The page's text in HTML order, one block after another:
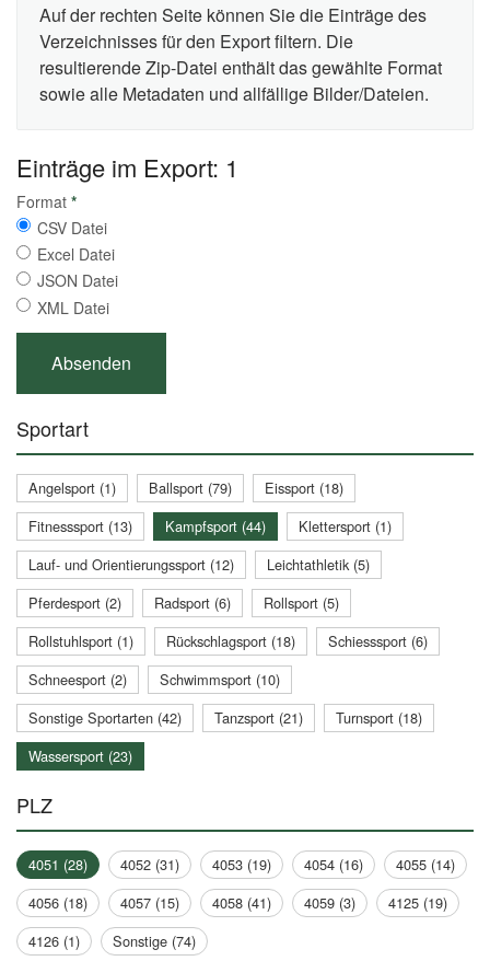
Auf der rechten Seite können Sie die Einträge des
Verzeichnisses für den Export filtern. Die
resultierende Zip-Datei enthält das gewählte Format
sowie alle Metadaten und allfällige Bilder/Dateien.
Einträge im Export: 1
Format *
CSV Datei
Excel Datei
JSON Datei
XML Datei
Sportart
Angelsport (1) Ballsport (79)
Eissport (18)
Fitnesssport (13)
Kampfsport (44)
Klettersport (1)
Lauf- und Orientierungssport (12)
Leichtathletik (5)
Pferdesport (2)
Radsport (6)
Rollsport (5)
Rollstuhlsport (1)
Rückschlagsport (18)
Schiesssport (6)
Schneesport (2)
Schwimmsport (10)
Sonstige Sportarten (42)
Tanzsport (21)
Turnsport (18)
Wassersport (23)
PLZ
4051 (28) 4052 (31) 4053 (19) 4054 (16)
4055 (14)
4056 (18)
4057 (15) 4058 (41) 4059 (3)
4125 (19)
4126 (1)
Sonstige (74)